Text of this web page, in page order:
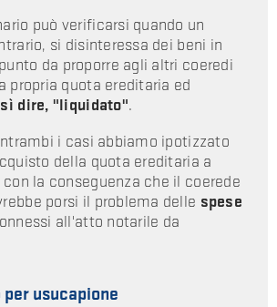
può verificarsi quando un
si disinteressa dei beni in
da proporre agli altri coeredi
propria quota ereditaria ed
dire, "liquidato".
i casi abbiamo ipotizzato
della quota ereditaria a
la conseguenza che il coerede
porsi il problema delle spese
all'atto notarile da
usucapione